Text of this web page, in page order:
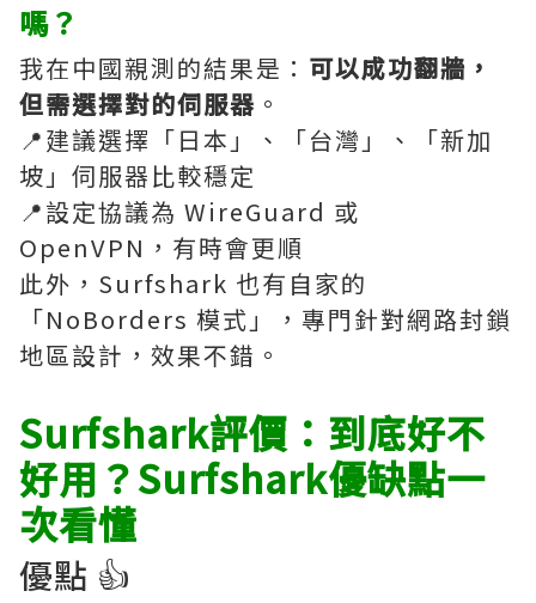
嗎？
我在中國親測的結果是： 可以成功翻牆，
但需選擇對的伺服器 。
📍建議選擇「日本」、「台灣」、「新加
坡」伺服器比較穩定
📍設定協議為 WireGuard 或
OpenVPN，有時會更順
此外，Surfshark 也有自家的
「NoBorders 模式」，專門針對網路封鎖
地區設計，效果不錯。
Surfshark評價：到底好不
好用？Surfshark優缺點一
次看懂
優點 👍